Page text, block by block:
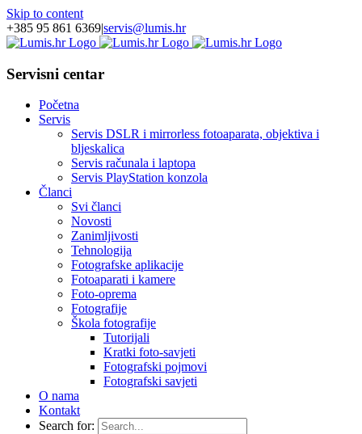
Skip to content
+385 95 861 6369|servis@lumis.hr
Servisni centar
Početna
Servis
Servis DSLR i mirrorless fotoaparata, objektiva i
bljeskalica
Servis računala i laptopa
Servis PlayStation konzola
Članci
Svi članci
Novosti
Zanimljivosti
Tehnologija
Fotografske aplikacije
Fotoaparati i kamere
Foto-oprema
Fotografije
Škola fotografije
Tutorijali
Kratki foto-savjeti
Fotografski pojmovi
Fotografski savjeti
O nama
Kontakt
Search for: